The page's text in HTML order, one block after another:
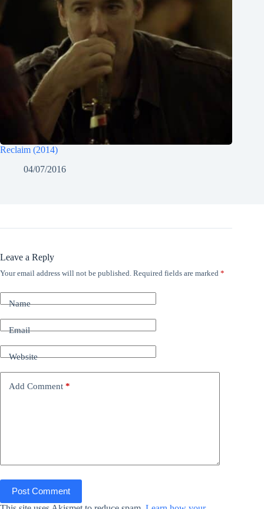
Reclaim (2014)
04/07/2016
Leave a Reply
Your email address will not be published. Required fields are marked *
Name
Email
Website
Add Comment *
Post Comment